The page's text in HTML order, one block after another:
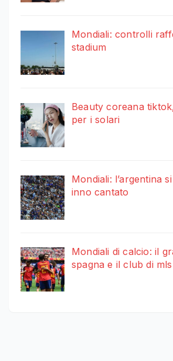
Mondiali: controlli
stadium
Beauty coreana
per i solari
Mondiali: l’argentina
inno cantato
Mondiali di calcio: il
spagna e il club di mls